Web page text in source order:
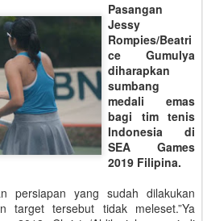
Pasangan
Jessy
Rompies/Beatri
ce Gumulya
diharapkan
sumbang
medali emas
bagi tim tenis
Indonesia di
SEA Games
2019 Filipina.
persiapan yang sudah dilakukan
target tersebut tidak meleset.”Ya